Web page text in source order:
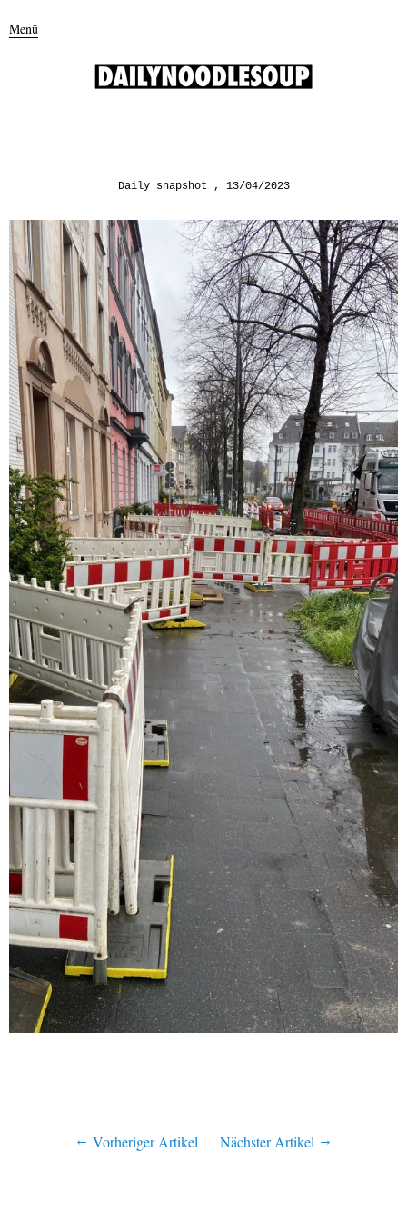
Menü
Daily snapshot 13/04/2023
Vorheriger Artikel Nächster Artikel